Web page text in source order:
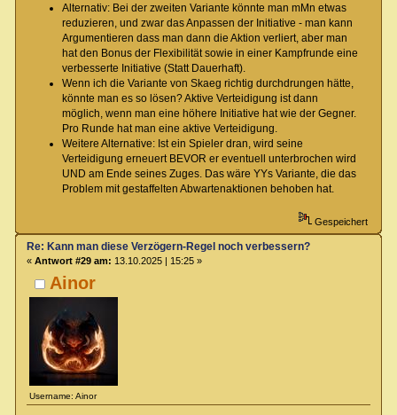
Alternativ: Bei der zweiten Variante könnte man mMn etwas
reduzieren, und zwar das Anpassen der Initiative - man kann
Argumentieren dass man dann die Aktion verliert, aber man
hat den Bonus der Flexibilität sowie in einer Kampfrunde eine
verbesserte Initiative (Statt Dauerhaft).
Wenn ich die Variante von Skaeg richtig durchdrungen hätte,
könnte man es so lösen? Aktive Verteidigung ist dann
möglich, wenn man eine höhere Initiative hat wie der Gegner.
Pro Runde hat man eine aktive Verteidigung.
Weitere Alternative: Ist ein Spieler dran, wird seine
Verteidigung erneuert BEVOR er eventuell unterbrochen wird
UND am Ende seines Zuges. Das wäre YYs Variante, die das
Problem mit gestaffelten Abwartenaktionen behoben hat.
Gespeichert
Ainor
Username: Ainor
Re: Kann man diese Verzögern-Regel noch verbessern?
« Antwort #29 am: 13.10.2025 | 15:25 »